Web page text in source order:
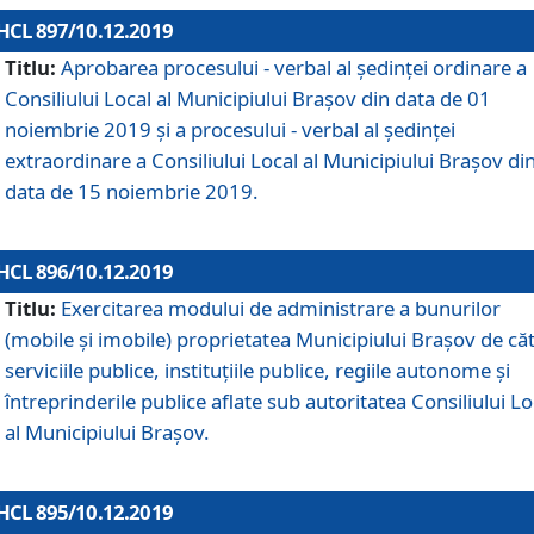
897/10.12.2019
Titlu: Aprobarea procesului - verbal al şedinţei ordinare a
Consiliului Local al Municipiului Brașov din data de 01
noiembrie 2019 și a procesului - verbal al ședinței
extraordinare a Consiliului Local al Municipiului Brașov
data de 15 noiembrie 2019.
896/10.12.2019
Titlu: Exercitarea modului de administrare a bunurilor
(mobile și imobile) proprietatea Municipiului Brașov de
serviciile publice, instituțiile publice, regiile autonome și
întreprinderile publice aflate sub autoritatea Consiliului
al Municipiului Brașov.
895/10.12.2019